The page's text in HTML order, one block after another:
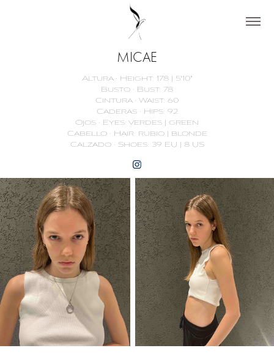
MICAE
Altura · Height: 178 | 5'10"
Busto · Bust: 78
Cintura · Waist: 60
Caderas · Hips: 92
Ojos · Eyes: verdes | green
Cabello · Hair: rubio | blonde
Calzado · Shoes: 39 EU | 8 US